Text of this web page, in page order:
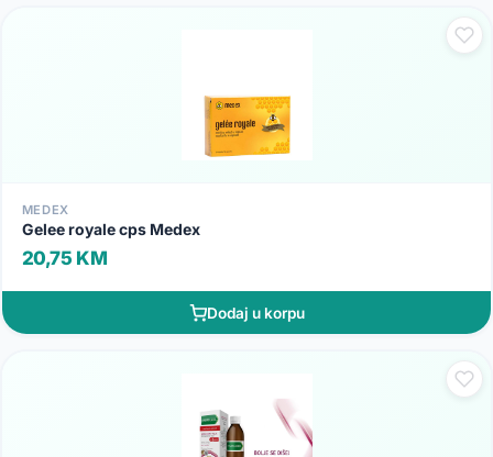
MEDEX
Gelee royale cps Medex
20,75 KM
Dodaj u korpu